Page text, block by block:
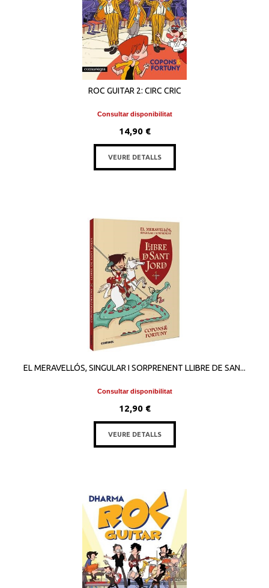
ROC GUITAR 2: CIRC CRIC
Consultar disponibilitat
14,90 €
VEURE DETALLS
EL MERAVELLÓS, SINGULAR I SORPRENENT LLIBRE DE SAN...
Consultar disponibilitat
12,90 €
VEURE DETALLS